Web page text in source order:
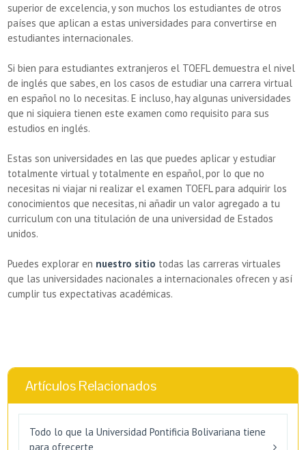
superior de excelencia, y son muchos los estudiantes de otros
países que aplican a estas universidades para convertirse en
estudiantes internacionales.
Si bien para estudiantes extranjeros el TOEFL demuestra el nivel
de inglés que sabes, en los casos de estudiar una carrera virtual
en español no lo necesitas. E incluso, hay algunas universidades
que ni siquiera tienen este examen como requisito para sus
estudios en inglés.
Estas son universidades en las que puedes aplicar y estudiar
totalmente virtual y totalmente en español, por lo que no
necesitas ni viajar ni realizar el examen TOEFL para adquirir los
conocimientos que necesitas, ni añadir un valor agregado a tu
curriculum con una titulación de una universidad de Estados
unidos.
Puedes explorar en nuestro sitio todas las carreras virtuales
que las universidades nacionales a internacionales ofrecen y así
cumplir tus expectativas académicas.
Artículos Relacionados
Todo lo que la Universidad Pontificia Bolivariana tiene
para ofrecerte